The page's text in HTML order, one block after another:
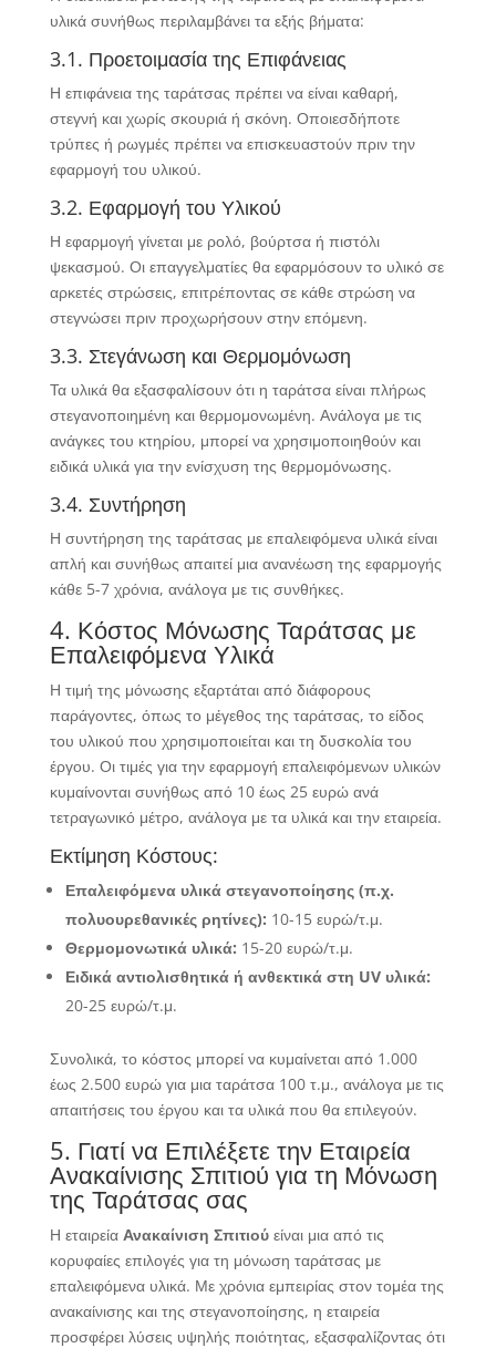
υλικά συνήθως περιλαμβάνει τα εξής βήματα:
3.1. Προετοιμασία της Επιφάνειας
Η επιφάνεια της ταράτσας πρέπει να είναι καθαρή,
στεγνή και χωρίς σκουριά ή σκόνη. Οποιεσδήποτε
τρύπες ή ρωγμές πρέπει να επισκευαστούν πριν την
εφαρμογή του υλικού.
3.2. Εφαρμογή του Υλικού
Η εφαρμογή γίνεται με ρολό, βούρτσα ή πιστόλι
ψεκασμού. Οι επαγγελματίες θα εφαρμόσουν το υλικό σε
αρκετές στρώσεις, επιτρέποντας σε κάθε στρώση να
στεγνώσει πριν προχωρήσουν στην επόμενη.
3.3. Στεγάνωση και Θερμομόνωση
Τα υλικά θα εξασφαλίσουν ότι η ταράτσα είναι πλήρως
στεγανοποιημένη και θερμομονωμένη. Ανάλογα με τις
ανάγκες του κτηρίου, μπορεί να χρησιμοποιηθούν και
ειδικά υλικά για την ενίσχυση της θερμομόνωσης.
3.4. Συντήρηση
Η συντήρηση της ταράτσας με επαλειφόμενα υλικά είναι
απλή και συνήθως απαιτεί μια ανανέωση της εφαρμογής
κάθε 5-7 χρόνια, ανάλογα με τις συνθήκες.
4. Κόστος Μόνωσης Ταράτσας με
Επαλειφόμενα Υλικά
Η τιμή της μόνωσης εξαρτάται από διάφορους
παράγοντες, όπως το μέγεθος της ταράτσας, το είδος
του υλικού που χρησιμοποιείται και τη δυσκολία του
έργου. Οι τιμές για την εφαρμογή επαλειφόμενων υλικών
κυμαίνονται συνήθως από 10 έως 25 ευρώ ανά
τετραγωνικό μέτρο, ανάλογα με τα υλικά και την εταιρεία.
Εκτίμηση Κόστους:
Επαλειφόμενα υλικά στεγανοποίησης (π.χ.
πολυουρεθανικές ρητίνες): 10-15 ευρώ/τ.μ.
Θερμομονωτικά υλικά: 15-20 ευρώ/τ.μ.
Ειδικά αντιολισθητικά ή ανθεκτικά στη UV υλικά:
20-25 ευρώ/τ.μ.
Συνολικά, το κόστος μπορεί να κυμαίνεται από 1.000
έως 2.500 ευρώ για μια ταράτσα 100 τ.μ., ανάλογα με τις
απαιτήσεις του έργου και τα υλικά που θα επιλεγούν.
5. Γιατί να Επιλέξετε την Εταιρεία
Ανακαίνισης Σπιτιού για τη Μόνωση
της Ταράτσας σας
Η εταιρεία Ανακαίνιση Σπιτιούείναι μια από τις
κορυφαίες επιλογές για τη μόνωση ταράτσας με
επαλειφόμενα υλικά. Με χρόνια εμπειρίας στον τομέα της
ανακαίνισης και της στεγανοποίησης, η εταιρεία
προσφέρει λύσεις υψηλής ποιότητας, εξασφαλίζοντας ότι